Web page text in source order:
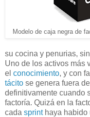
Modelo de caja negra de
su cocina y penurias,
Uno de los activos más
el conocimiento, y con
tácito se genera fuera
definitivamente cuando
factoría. Quizá en la
cada sprinthaya habido